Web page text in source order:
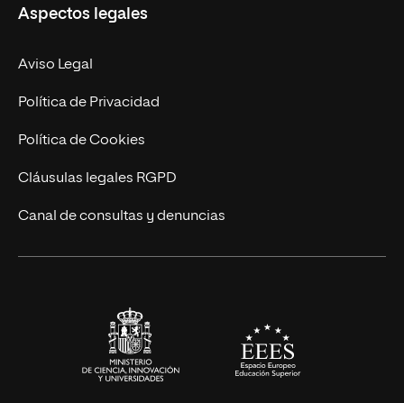
Empresa
MBA
Marketing y Comunicación
Ingeniería
Diseño
Ciencias de la Salud
Nuestro Equipo
Contacto
Aspectos legales
Aviso Legal
Política de Privacidad
Política de Cookies
Cláusulas legales RGPD
Canal de consultas y denuncias